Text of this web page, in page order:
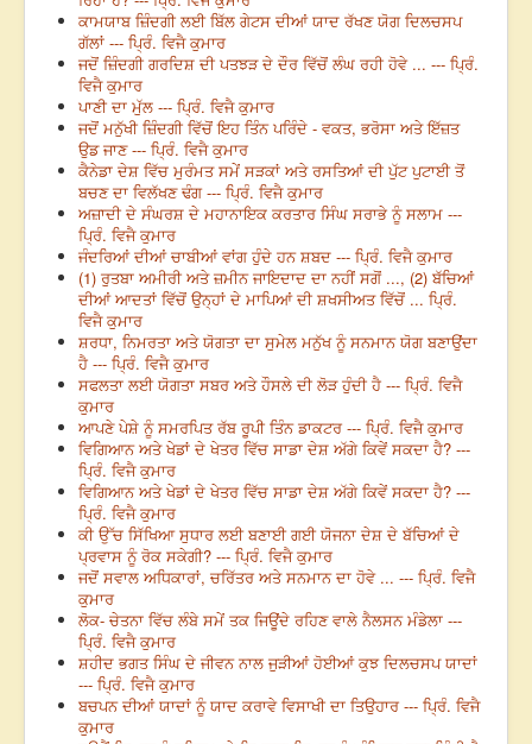
ਕਾਮਯਾਬ ਜ਼ਿੰਦਗੀ ਲਈ ਬਿੱਲ ਗੇਟਸ ਦੀਆਂ ਯਾਦ ਰੱਖਣ ਯੋਗ ਦਿਲਚਸਪ
ਗੱਲਾਂ --- ਪ੍ਰਿੰ. ਵਿਜੈ ਕੁਮਾਰ
ਜਦੋਂ ਜ਼ਿੰਦਗੀ ਗਰਦਿਸ਼ ਦੀ ਪਤਝੜ ਦੇ ਦੌਰ ਵਿੱਚੋਂ ਲੰਘ ਰਹੀ ਹੋਵੇ ... --- ਪ੍ਰਿੰ.
ਵਿਜੈ ਕੁਮਾਰ
ਪਾਣੀ ਦਾ ਮੁੱਲ --- ਪ੍ਰਿੰ. ਵਿਜੈ ਕੁਮਾਰ
ਜਦੋਂ ਮਨੁੱਖੀ ਜ਼ਿੰਦਗੀ ਵਿੱਚੋਂ ਇਹ ਤਿੰਨ ਪਰਿੰਦੇ - ਵਕਤ, ਭਰੋਸਾ ਅਤੇ ਇੱਜ਼ਤ
ਉਡ ਜਾਣ --- ਪ੍ਰਿੰ. ਵਿਜੈ ਕੁਮਾਰ
ਕੈਨੇਡਾ ਦੇਸ਼ ਵਿੱਚ ਮੁਰੰਮਤ ਸਮੇਂ ਸੜਕਾਂ ਅਤੇ ਰਸਤਿਆਂ ਦੀ ਪੁੱਟ ਪੁਟਾਈ ਤੋਂ
ਬਚਣ ਦਾ ਵਿਲੱਖਣ ਢੰਗ --- ਪ੍ਰਿੰ. ਵਿਜੈ ਕੁਮਾਰ
ਅਜ਼ਾਦੀ ਦੇ ਸੰਘਰਸ਼ ਦੇ ਮਹਾਨਾਇਕ ਕਰਤਾਰ ਸਿੰਘ ਸਰਾਭੇ ਨੂੰ ਸਲਾਮ ---
ਪ੍ਰਿੰ. ਵਿਜੈ ਕੁਮਾਰ
ਜੰਦਰਿਆਂ ਦੀਆਂ ਚਾਬੀਆਂ ਵਾਂਗ ਹੁੰਦੇ ਹਨ ਸ਼ਬਦ --- ਪ੍ਰਿੰ. ਵਿਜੈ ਕੁਮਾਰ
(1) ਰੁਤਬਾ ਅਮੀਰੀ ਅਤੇ ਜ਼ਮੀਨ ਜਾਇਦਾਦ ਦਾ ਨਹੀਂ ਸਗੋਂ ..., (2) ਬੱਚਿਆਂ
ਦੀਆਂ ਆਦਤਾਂ ਵਿੱਚੋਂ ਉਨ੍ਹਾਂ ਦੇ ਮਾਪਿਆਂ ਦੀ ਸ਼ਖਸੀਅਤ ਵਿੱਚੋਂ ... ਪ੍ਰਿੰ.
ਵਿਜੈ ਕੁਮਾਰ
ਸ਼ਰਧਾ, ਨਿਮਰਤਾ ਅਤੇ ਯੋਗਤਾ ਦਾ ਸੁਮੇਲ ਮਨੁੱਖ ਨੂੰ ਸਨਮਾਨ ਯੋਗ ਬਣਾਉਂਦਾ
ਹੈ --- ਪ੍ਰਿੰ. ਵਿਜੈ ਕੁਮਾਰ
ਸਫਲਤਾ ਲਈ ਯੋਗਤਾ ਸਬਰ ਅਤੇ ਹੌਸਲੇ ਦੀ ਲੋੜ ਹੁੰਦੀ ਹੈ --- ਪ੍ਰਿੰ. ਵਿਜੈ
ਕੁਮਾਰ
ਆਪਣੇ ਪੇਸ਼ੇ ਨੂੰ ਸਮਰਪਿਤ ਰੱਬ ਰੂਪੀ ਤਿੰਨ ਡਾਕਟਰ --- ਪ੍ਰਿੰ. ਵਿਜੈ ਕੁਮਾਰ
ਵਿਗਿਆਨ ਅਤੇ ਖੇਡਾਂ ਦੇ ਖੇਤਰ ਵਿੱਚ ਸਾਡਾ ਦੇਸ਼ ਅੱਗੇ ਕਿਵੇਂ ਸਕਦਾ ਹੈ? ---
ਪ੍ਰਿੰ. ਵਿਜੈ ਕੁਮਾਰ
ਵਿਗਿਆਨ ਅਤੇ ਖੇਡਾਂ ਦੇ ਖੇਤਰ ਵਿੱਚ ਸਾਡਾ ਦੇਸ਼ ਅੱਗੇ ਕਿਵੇਂ ਸਕਦਾ ਹੈ? ---
ਪ੍ਰਿੰ. ਵਿਜੈ ਕੁਮਾਰ
ਕੀ ਉੱਚ ਸਿੱਖਿਆ ਸੁਧਾਰ ਲਈ ਬਣਾਈ ਗਈ ਯੋਜਨਾ ਦੇਸ਼ ਦੇ ਬੱਚਿਆਂ ਦੇ
ਪ੍ਰਵਾਸ ਨੂੰ ਰੋਕ ਸਕੇਗੀ? --- ਪ੍ਰਿੰ. ਵਿਜੈ ਕੁਮਾਰ
ਜਦੋਂ ਸਵਾਲ ਅਧਿਕਾਰਾਂ, ਚਰਿੱਤਰ ਅਤੇ ਸਨਮਾਨ ਦਾ ਹੋਵੇ ... --- ਪ੍ਰਿੰ. ਵਿਜੈ
ਕੁਮਾਰ
ਲੋਕ- ਚੇਤਨਾ ਵਿੱਚ ਲੰਬੇ ਸਮੇਂ ਤਕ ਜਿਊਂਦੇ ਰਹਿਣ ਵਾਲੇ ਨੈਲਸਨ ਮੰਡੇਲਾ ---
ਪ੍ਰਿੰ. ਵਿਜੈ ਕੁਮਾਰ
ਸ਼ਹੀਦ ਭਗਤ ਸਿੰਘ ਦੇ ਜੀਵਨ ਨਾਲ ਜੁੜੀਆਂ ਹੋਈਆਂ ਕੁਝ ਦਿਲਚਸਪ ਯਾਦਾਂ
--- ਪ੍ਰਿੰ. ਵਿਜੈ ਕੁਮਾਰ
ਬਚਪਨ ਦੀਆਂ ਯਾਦਾਂ ਨੂੰ ਯਾਦ ਕਰਾਵੇ ਵਿਸਾਖੀ ਦਾ ਤਿਉਹਾਰ --- ਪ੍ਰਿੰ. ਵਿਜੈ
ਕੁਮਾਰ